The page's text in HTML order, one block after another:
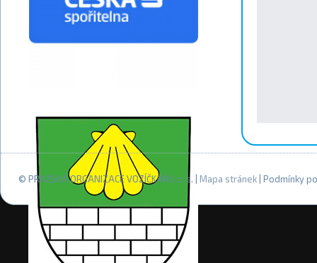
© PRAŽSKÁ ORGANIZACE VOZÍČKÁŘŮ z. s. | Mapa stránek | Podmínky